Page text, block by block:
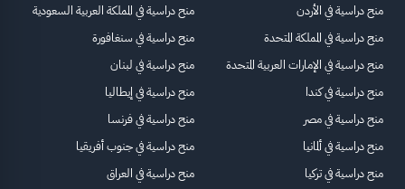
منح دراسية في الأردن
منح دراسية في المملكة المتحدة
منح دراسية في الإمارات العربية المتحدة
منح دراسية في كندا
منح دراسية في مصر
منح دراسية في ألمانيا
منح دراسية في تركيا
منح دراسية في المملكة العربية السعودية
منح دراسية في سنغافورة
منح دراسية في لبنان
منح دراسية في إيطاليا
منح دراسية في فرنسا
منح دراسية في جنوب أفريقيا
منح دراسية في العراق